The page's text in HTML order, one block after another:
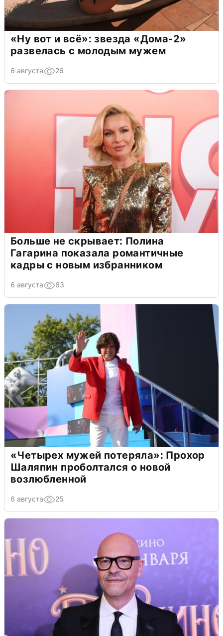
«Ну вот и всё»: звезда «Дома-2»
развелась с молодым мужем
6 августа 26
Больше не скрывает: Полина
Гагарина показала романтичные
кадры с новым избранником
6 августа 63
«Четырех мужей потеряла»: Прохор
Шаляпин проболтался о новой
возлюбленной
6 августа 25